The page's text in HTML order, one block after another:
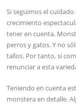
Si seguimos el
crecimiento
tener en cuenta.
perros y gatos. Y no
tallos. Por tanto, si
renunciar a esta
Teniendo en cuenta
monstera en detalle.